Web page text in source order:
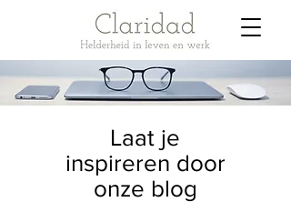
Laat je
inspireren door
onze blog